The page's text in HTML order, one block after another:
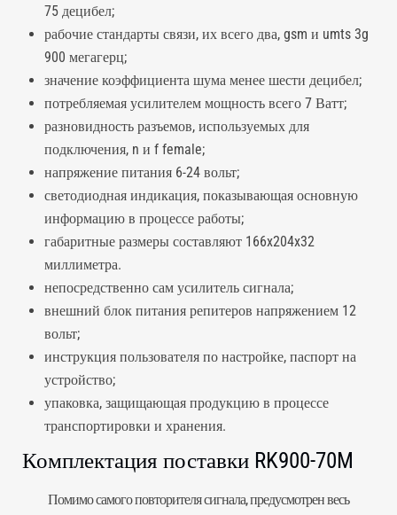
75 децибел;
рабочие стандарты связи, их всего два, gsm и umts 3g
900 мегагерц;
значение коэффициента шума менее шести децибел;
потребляемая усилителем мощность всего 7 Ватт;
разновидность разъемов, используемых для
подключения, n и f female;
напряжение питания 6-24 вольт;
светодиодная индикация, показывающая основную
информацию в процессе работы;
габаритные размеры составляют 166x204x32
миллиметра.
непосредственно сам усилитель сигнала;
внешний блок питания репитеров напряжением 12
вольт;
инструкция пользователя по настройке, паспорт на
устройство;
упаковка, защищающая продукцию в процессе
транспортировки и хранения.
Комплектация поставки RK900-70M
Помимо самого повторителя сигнала, предусмотрен весь